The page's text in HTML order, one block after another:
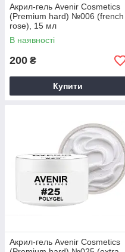
застосовуватися (липкий
полімеризації необхідно
Кулька акрил-гелю
ніготь за допомогою
Працювати з акрил-
обов'язково
безворсову серветку. За
По завершенні
нігтики слід помістити
лампи 2 хвилини, LED-
(залежить від потужності
Акрил-гель Avenir Cosmetics
(Premium hard) №006 (french
rose), 15 мл
В наявності
200 ₴
Купити
Акрил-гель Avenir Cosmetics